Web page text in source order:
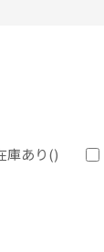
庫あり()